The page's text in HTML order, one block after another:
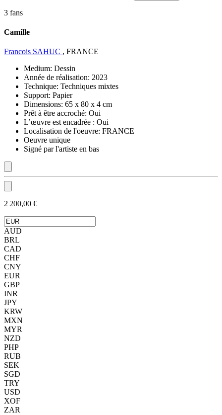
3 fans
Camille
Francois SAHUC , FRANCE
Medium: Dessin
Année de réalisation: 2023
Technique: Techniques mixtes
Support: Papier
Dimensions: 65 x 80 x 4 cm
Prêt à être accroché: Oui
L’œuvre est encadrée : Oui
Localisation de l'oeuvre: FRANCE
Oeuvre unique
Signé par l'artiste en bas
2 200,00 €
AUD
BRL
CAD
CHF
CNY
EUR
GBP
INR
JPY
KRW
MXN
MYR
NZD
PHP
RUB
SEK
SGD
TRY
USD
XOF
ZAR